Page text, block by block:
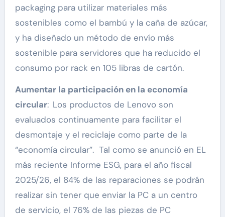
packaging para utilizar materiales más
sostenibles como el bambú y la caña de azúcar,
y ha diseñado un método de envío más
sostenible para servidores que ha reducido el
consumo por rack en 105 libras de cartón.
Aumentar la participación en la economía
circular: Los productos de Lenovo son
evaluados continuamente para facilitar el
desmontaje y el reciclaje como parte de la
“economía circular”. Tal como se anunció en EL
más reciente Informe ESG, para el año fiscal
2025/26, el 84% de las reparaciones se podrán
realizar sin tener que enviar la PC a un centro
de servicio, el 76% de las piezas de PC